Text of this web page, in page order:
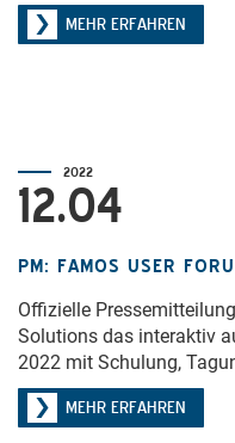
MEHR ERFAHREN
2022
12.04
PM: FAMOS USER
Offizielle
Solutions das interaktiv
2022 mit Schulung,
MEHR ERFAHREN